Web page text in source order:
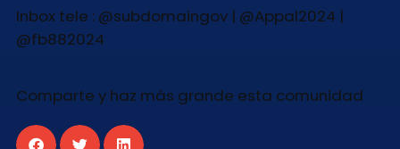
Inbox tele : @subdomaingov | @Appal2024 |
@fb882024
Comparte y haz más grande esta comunidad